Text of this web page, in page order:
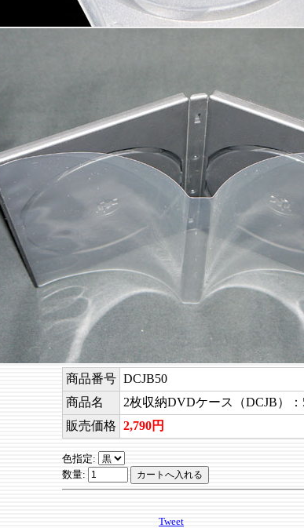
商品番号 DCJB50
商品名
2枚収納DVDケース（DCJB）：
販売価格 2,790円
色指定:
数量:
Tweet